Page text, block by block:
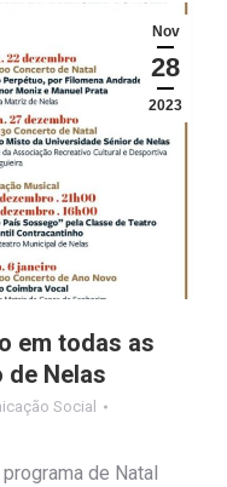
Nov
28
2023
em todas as
de Nelas
Social
de Natal